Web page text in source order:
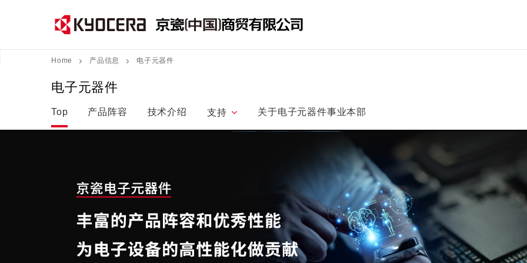
Home 产品信息 电子元器件
电子元器件
Top 产品阵容 技术介绍 支持 关于电子元器件事业本部